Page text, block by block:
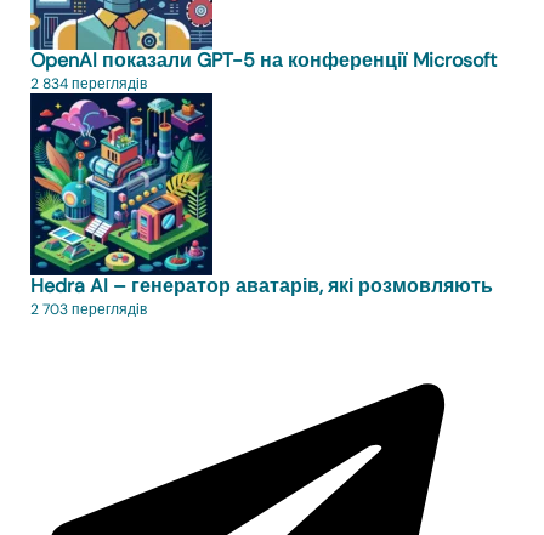
OpenAI показали GPT-5 на конференції Microsoft
2 834 переглядів
Hedra AI – генератор аватарів, які розмовляють
2 703 переглядів